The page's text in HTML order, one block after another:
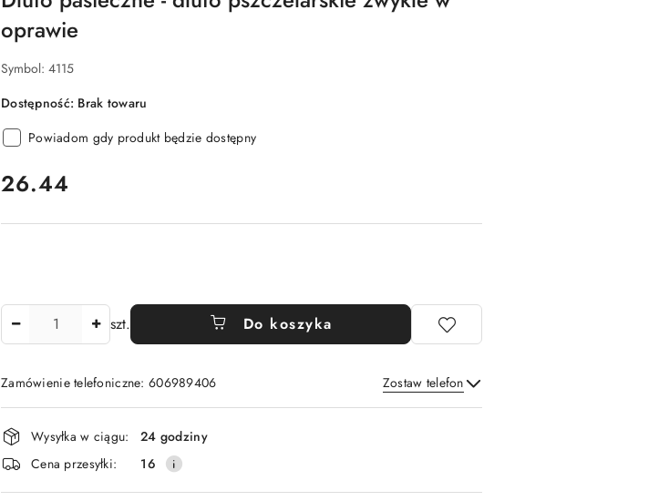
oprawie
Symbol: 4115
Dostępność: Brak towaru
Powiadom gdy produkt będzie dostępny
cena:
26.44
szt. Do koszyka
Zamówienie telefoniczne: 606989406 Zostaw telefon
Wyślij
Dostępność
i
dostawa
Wysyłka w ciągu:
24 godziny
Cena przesyłki:
16